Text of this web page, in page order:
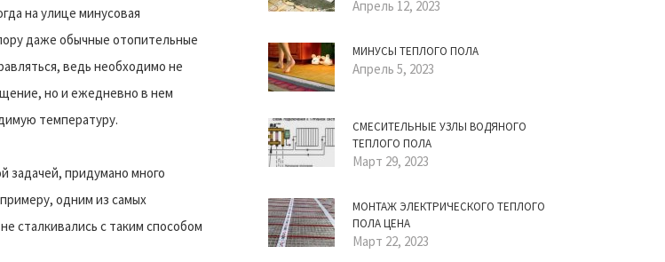
на улице минусовая
даже обычные отопительные
ведь необходимо не
но и ежедневно в нем
температуру.
задачей, придумано много
одним из самых
сталкивались с таким способом
Апрель 12, 2023
МИНУСЫ ТЕПЛОГО ПОЛА
Апрель 5, 2023
СМЕСИТЕЛЬНЫЕ УЗЛЫ ВОДЯНОГО
ТЕПЛОГО ПОЛА
Март 29, 2023
МОНТАЖ ЭЛЕКТРИЧЕСКОГО ТЕПЛОГО
ПОЛА ЦЕНА
Март 22, 2023